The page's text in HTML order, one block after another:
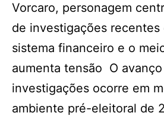
Vorcaro, personagem
de investigações
sistema financeiro e o
aumenta tensão O
investigações ocorre em
ambiente pré-eleitoral de